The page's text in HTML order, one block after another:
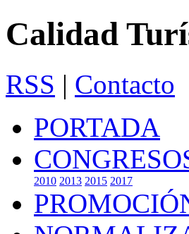
Calidad
RSS | Contacto
PORTADA
2010 2013 2015 2017